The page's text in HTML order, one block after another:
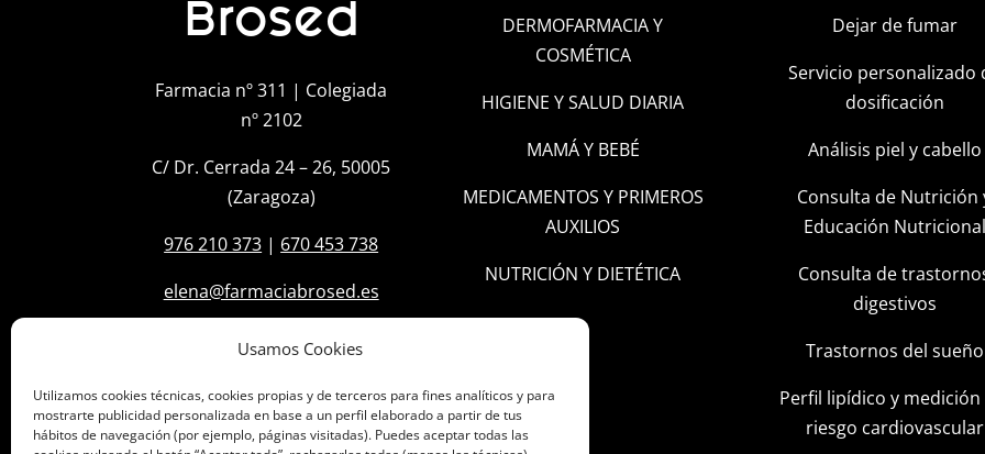
Usamos Cookies
Utilizamos cookies técnicas, cookies propias y de terceros para fines analíticos y para
mostrarte publicidad personalizada en base a un perfil elaborado a partir de tus
hábitos de navegación (por ejemplo, páginas visitadas). Puedes aceptar todas las
Brosed
Farmacia nº 311 | Colegiada
nº 2102
C/ Dr. Cerrada 24 – 26, 50005
(Zaragoza)
976 210 373 | 670 453 738
elena@farmaciabrosed.es
DERMOFARMACIA Y
COSMÉTICA
HIGIENE Y SALUD DIARIA
MAMÁ Y BEBÉ
MEDICAMENTOS Y PRIMEROS
AUXILIOS
NUTRICIÓN Y DIETÉTICA
Dejar de fumar
Servicio personalizado
dosificación
Análisis piel y cabello
Consulta de Nutrición
Educación Nutricional
Consulta de
digestivos
Trastornos del sueño
Perfil lipídico y medición
riesgo cardiovascular